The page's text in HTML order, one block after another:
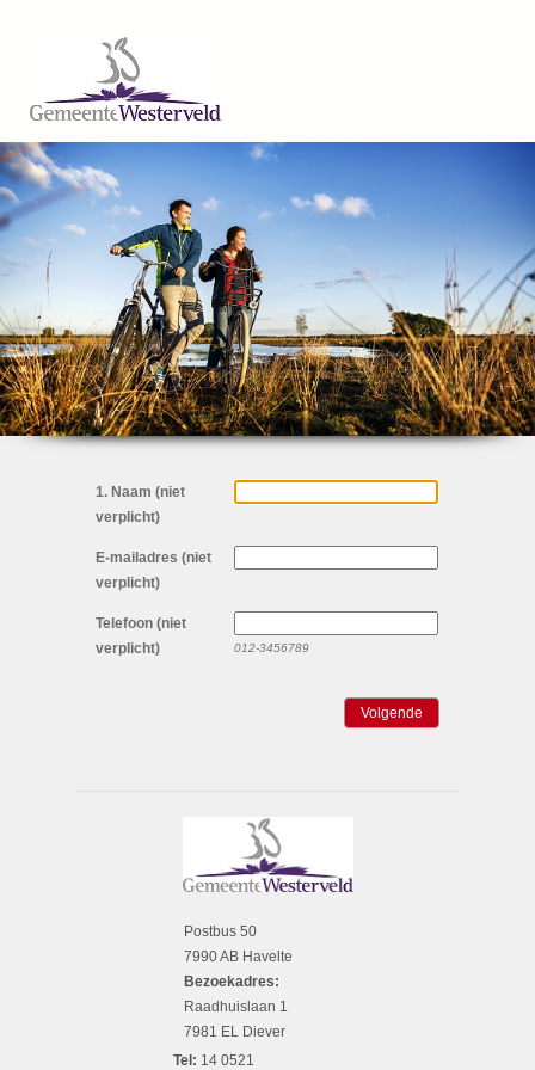
1. Naam (niet
verplicht)
E-mailadres (niet
verplicht)
Telefoon (niet
verplicht)
012-3456789
Postbus 50
7990 AB Havelte
Bezoekadres:
Raadhuislaan 1
7981 EL Diever
Tel: 14 0521